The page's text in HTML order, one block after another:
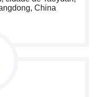
China